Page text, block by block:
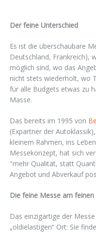
Der feine Unterschied
Es ist die überschaubare
Deutschland, Frankreich),
möglich sind, wo das
nicht stets wiederholt, wo
für alle Budgets etwas zu
Masse.
Das bereits im 1995 von
(Expartner der
kleinem Rahmen, ins
Messekonzept, hat sich
"mehr Qualität, statt
Angebot und Abverkauf
Die feine Messe am
Das einzigartige der
„oldielastigen“ Ort: Sie